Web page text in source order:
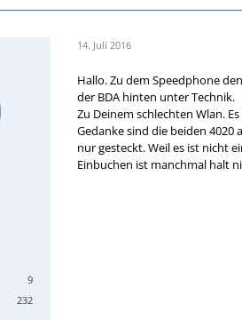
9
232
14. Juli 2016
Hallo. Zu dem Speedphone
der BDA hinten unter Technik.
Zu Deinem schlechten Wlan.
Gedanke sind die beiden 4020
nur gesteckt. Weil es ist nicht
Einbuchen ist manchmal halt